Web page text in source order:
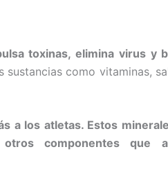
toxinas, elimina virus y
como vitaminas,
a los atletas. Estos
componentes que